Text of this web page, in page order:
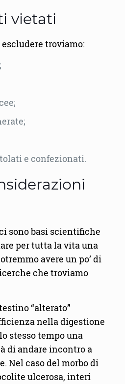
vietati
troviamo:
e confezionati.
sono basi scientifiche
per tutta la vita una
avere un po’ di
che troviamo
“alterato”
nella digestione
stesso tempo una
di andare incontro a
Nel caso del morbo di
ulcerosa, interi